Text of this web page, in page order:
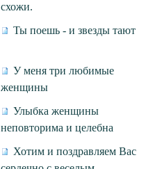
схожи.
Ты поешь - и звезды тают
У меня три любимые
женщины
Улыбка женщины
неповторима и целебна
Хотим и поздравляем Вас